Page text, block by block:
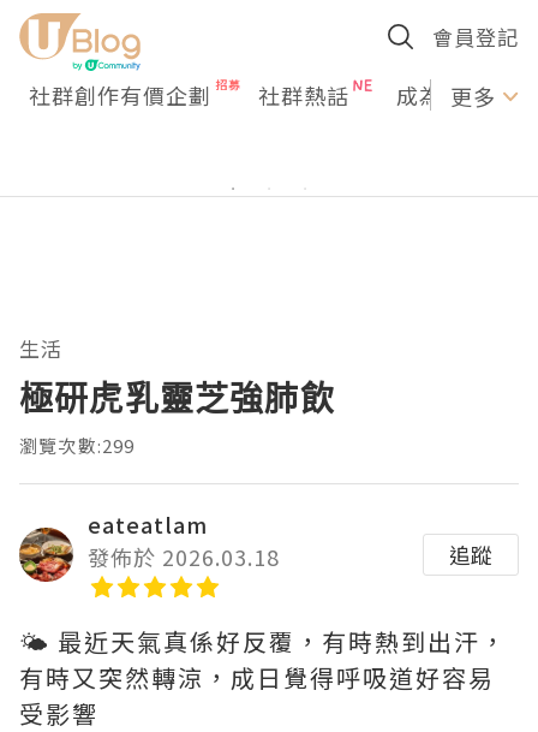
會員登記
社群創作有價企劃 社群熱話 成為U更多
生活
極研虎乳靈芝強肺飲
瀏覽次數:299
eateatlam
發佈於 2026.03.18
追蹤
🌤️ 最近天氣真係好反覆，有時熱到出汗，
有時又突然轉涼，成日覺得呼吸道好容易
受影響